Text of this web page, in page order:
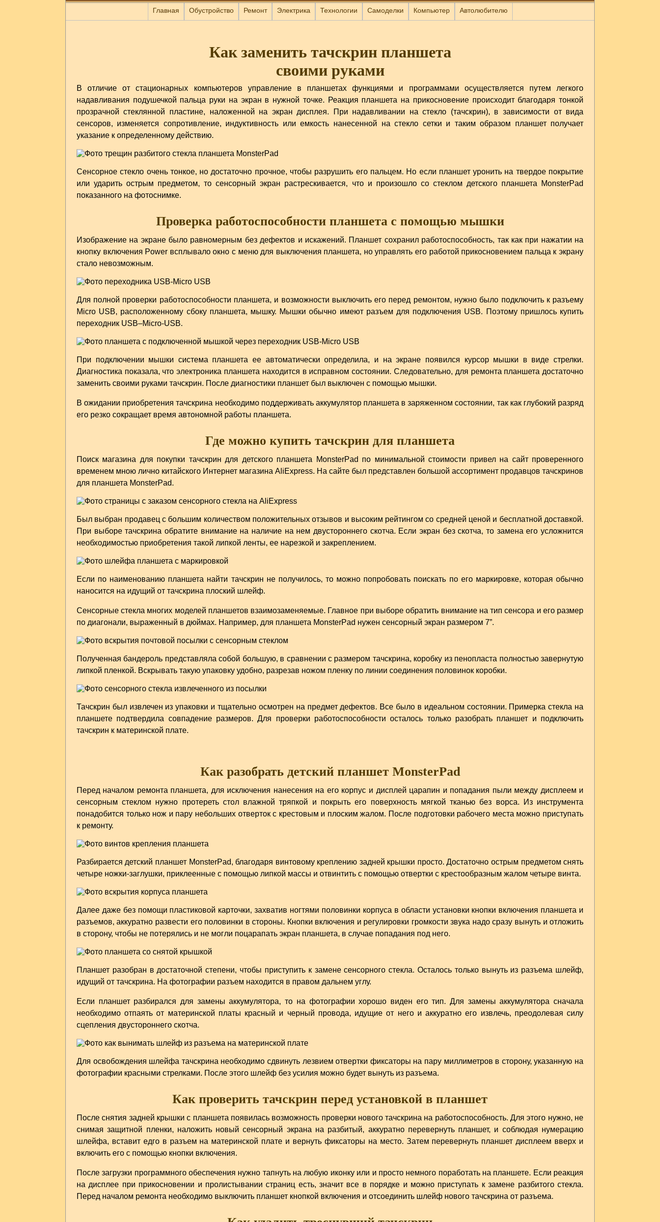
Главная Обустройство Ремонт Электрика Технологии Самоделки Компьютер Автолюбителю
Как заменить тачскрин планшета
своими руками
В отличие от стационарных компьютеров управление в планшетах функциями и программами осуществляется путем легкого
надавливания подушечкой пальца руки на экран в нужной точке. Реакция планшета на прикосновение происходит благодаря тонкой
прозрачной стеклянной пластине, наложенной на экран дисплея. При надавливании на стекло (тачскрин), в зависимости от вида
сенсоров, изменяется сопротивление, индуктивность или емкость нанесенной на стекло сетки и таким образом планшет получает
указание к определенному действию.
Сенсорное стекло очень тонкое, но достаточно прочное, чтобы разрушить его пальцем. Но если планшет уронить на твердое покрытие
или ударить острым предметом, то сенсорный экран растрескивается, что и произошло со стеклом детского планшета MonsterPad
показанного на фотоснимке.
Проверка работоспособности планшета с помощью мышки
Изображение на экране было равномерным без дефектов и искажений. Планшет сохранил работоспособность, так как при нажатии на
кнопку включения Power всплывало окно с меню для выключения планшета, но управлять его работой прикосновением пальца к экрану
стало невозможным.
Для полной проверки работоспособности планшета, и возможности выключить его перед ремонтом, нужно было подключить к разъему
Micro USB, расположенному сбоку планшета, мышку. Мышки обычно имеют разъем для подключения USB. Поэтому пришлось купить
переходник USB–Micro-USB.
При подключении мышки система планшета ее автоматически определила, и на экране появился курсор мышки в виде стрелки.
Диагностика показала, что электроника планшета находится в исправном состоянии. Следовательно, для ремонта планшета достаточно
заменить своими руками тачскрин. После диагностики планшет был выключен с помощью мышки.
В ожидании приобретения тачскрина необходимо поддерживать аккумулятор планшета в заряженном состоянии, так как глубокий разряд
его резко сокращает время автономной работы планшета.
Где можно купить тачскрин для планшета
Поиск магазина для покупки тачскрин для детского планшета MonsterPad по минимальной стоимости привел на сайт проверенного
временем мною лично китайского Интернет магазина AliExpress. На сайте был представлен большой ассортимент продавцов тачскринов
для планшета MonsterPad.
Был выбран продавец с большим количеством положительных отзывов и высоким рейтингом со средней ценой и бесплатной доставкой.
При выборе тачскрина обратите внимание на наличие на нем двустороннего скотча. Если экран без скотча, то замена его усложнится
необходимостью приобретения такой липкой ленты, ее нарезкой и закреплением.
Если по наименованию планшета найти тачскрин не получилось, то можно попробовать поискать по его маркировке, которая обычно
наносится на идущий от тачскрина плоский шлейф.
Сенсорные стекла многих моделей планшетов взаимозаменяемые. Главное при выборе обратить внимание на тип сенсора и его размер
по диагонали, выраженный в дюймах. Например, для планшета MonsterPad нужен сенсорный экран размером 7”.
Полученная бандероль представляла собой большую, в сравнении с размером тачскрина, коробку из пенопласта полностью завернутую
липкой пленкой. Вскрывать такую упаковку удобно, разрезав ножом пленку по линии соединения половинок коробки.
Тачскрин был извлечен из упаковки и тщательно осмотрен на предмет дефектов. Все было в идеальном состоянии. Примерка стекла на
планшете подтвердила совпадение размеров. Для проверки работоспособности осталось только разобрать планшет и подключить
тачскрин к материнской плате.
Как разобрать детский планшет MonsterPad
Перед началом ремонта планшета, для исключения нанесения на его корпус и дисплей царапин и попадания пыли между дисплеем и
сенсорным стеклом нужно протереть стол влажной тряпкой и покрыть его поверхность мягкой тканью без ворса. Из инструмента
понадобится только нож и пару небольших отверток с крестовым и плоским жалом. После подготовки рабочего места можно приступать
к ремонту.
Разбирается детский планшет MonsterPad, благодаря винтовому креплению задней крышки просто. Достаточно острым предметом снять
четыре ножки-заглушки, приклеенные с помощью липкой массы и отвинтить с помощью отвертки с крестообразным жалом четыре винта.
Далее даже без помощи пластиковой карточки, захватив ногтями половинки корпуса в области установки кнопки включения планшета и
разъемов, аккуратно развести его половинки в стороны. Кнопки включения и регулировки громкости звука надо сразу вынуть и отложить
в сторону, чтобы не потерялись и не могли поцарапать экран планшета, в случае попадания под него.
Планшет разобран в достаточной степени, чтобы приступить к замене сенсорного стекла. Осталось только вынуть из разъема шлейф,
идущий от тачскрина. На фотографии разъем находится в правом дальнем углу.
Если планшет разбирался для замены аккумулятора, то на фотографии хорошо виден его тип. Для замены аккумулятора сначала
необходимо отпаять от материнской платы красный и черный провода, идущие от него и аккуратно его извлечь, преодолевая силу
сцепления двустороннего скотча.
Для освобождения шлейфа тачскрина необходимо сдвинуть лезвием отвертки фиксаторы на пару миллиметров в сторону, указанную на
фотографии красными стрелками. После этого шлейф без усилия можно будет вынуть из разъема.
Как проверить тачскрин перед установкой в планшет
После снятия задней крышки с планшета появилась возможность проверки нового тачскрина на работоспособность. Для этого нужно, не
снимая защитной пленки, наложить новый сенсорный экрана на разбитый, аккуратно перевернуть планшет, и соблюдая нумерацию
шлейфа, вставит едго в разъем на материнской плате и вернуть фиксаторы на место. Затем перевернуть планшет дисплеем вверх и
включить его с помощью кнопки включения.
После загрузки программного обеспечения нужно тапнуть на любую иконку или и просто немного поработать на планшете. Если реакция
на дисплее при прикосновении и пролистывании страниц есть, значит все в порядке и можно приступать к замене разбитого стекла.
Перед началом ремонта необходимо выключить планшет кнопкой включения и отсоединить шлейф нового тачскрина от разъема.